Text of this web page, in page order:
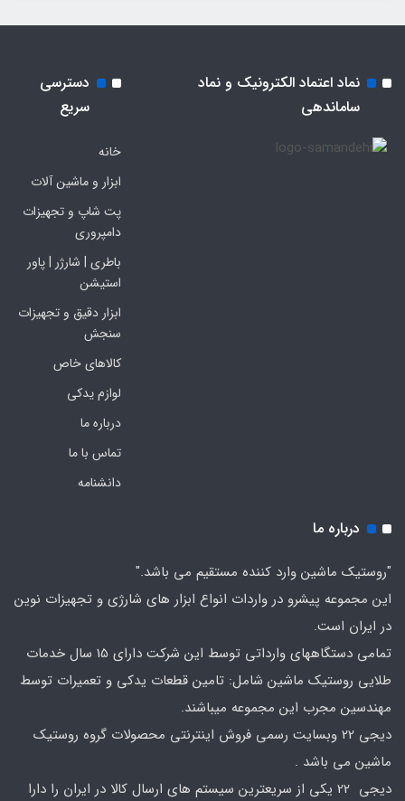
نماد اعتماد الکترونیک و نماد
ساماندهی
دسترسی
سریع
خانه
ابزار و ماشین آلات
پت شاپ و تجهیزات
دامپروری
باطری | شارژر | پاور
استیشن
ابزار دقیق و تجهیزات
سنجش
کالاهای خاص
لوازم یدکی
درباره ما
تماس با ما
دانشنامه
درباره ما
"روستیک ماشین وارد کننده مستقیم می باشد."
این مجموعه پیشرو در واردات انواع ابزار های شارژی و تجهیزات نوین
در ایران است.
تمامی دستگاههای وارداتی توسط این شرکت دارای 15 سال خدمات
طلایی روستیک ماشین شامل: تامین قطعات یدکی و تعمیرات توسط
مهندسین مجرب این مجموعه میباشند.
دیجی 22 وبسایت رسمی فروش اینترنتی محصولات گروه روستیک
ماشین می باشد .
دیجی 22 یکی از سریعترین سیستم های ارسال کالا در ایران را دارا